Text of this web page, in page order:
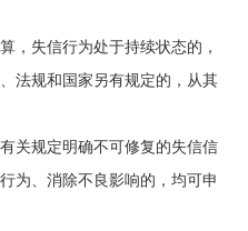
，失信行为处于持续状态的，
法规和国家另有规定的，从其
关规定明确不可修复的失信信
为、消除不良影响的，均可申